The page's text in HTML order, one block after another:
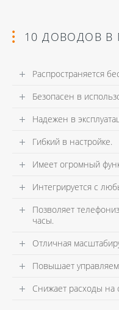
10 ДОВОДОВ В
Распространяется
Безопасен в
Надежен в
Гибкий в настройке.
Имеет огромный
Интегрируется с
Позволяет
часы.
Отличная
Повышает
Снижает расходы на